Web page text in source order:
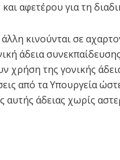
αφετέρου για τη
άλλη κινούνται σε
άδεια
χρήση της γονικής
από τα Υπουργεία
αυτής άδειας χωρίς